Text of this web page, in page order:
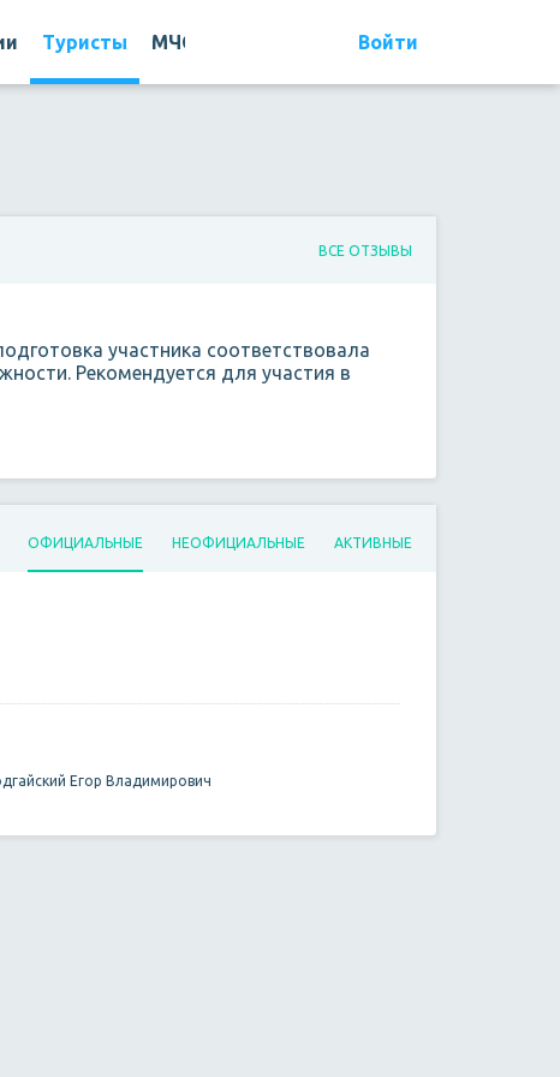
Туристы МЧС Войти
ВСЕ ОТЗЫВЫ
участника соответствовала
Рекомендуется для участия в
ОФИЦИАЛЬНЫЕ НЕОФИЦИАЛЬНЫЕ АКТИВНЫЕ
Егор Владимирович